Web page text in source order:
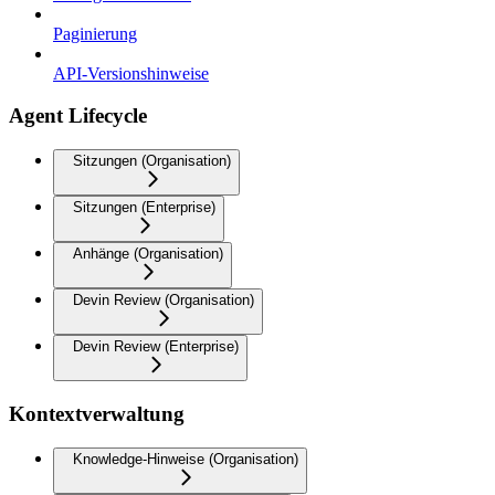
Paginierung
API-Versionshinweise
Agent Lifecycle
Sitzungen (Organisation)
Sitzungen (Enterprise)
Anhänge (Organisation)
Devin Review (Organisation)
Devin Review (Enterprise)
Kontextverwaltung
Knowledge-Hinweise (Organisation)